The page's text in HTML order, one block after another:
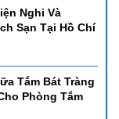
Nghi Và
Sạn Tại Hồ Chí
Tắm Bát Tràng
Phòng Tắm